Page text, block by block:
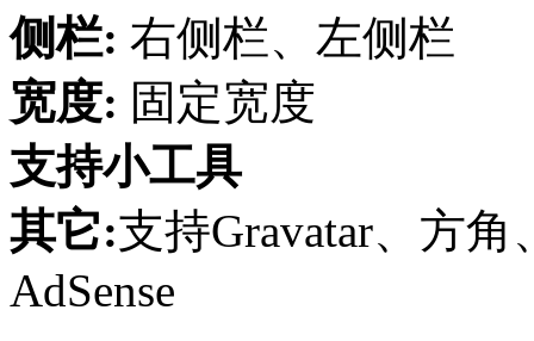
侧栏: 右侧栏、左侧栏
宽度: 固定宽度
支持小工具
其它:支持Gravatar、方
AdSense